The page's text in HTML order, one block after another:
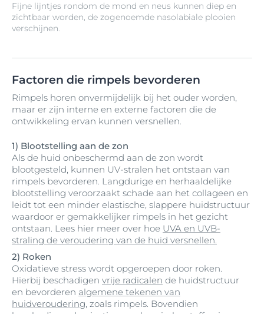
Fijne lijntjes rondom de mond en neus kunnen diep en
zichtbaar worden, de zogenoemde nasolabiale plooien
verschijnen.
Factoren die rimpels bevorderen
Rimpels horen onvermijdelijk bij het ouder worden,
maar er zijn interne en externe factoren die de
ontwikkeling ervan kunnen versnellen.
1) Blootstelling aan de zon
Als de huid onbeschermd aan de zon wordt
blootgesteld, kunnen UV-stralen het ontstaan van
rimpels bevorderen. Langdurige en herhaaldelijke
blootstelling veroorzaakt schade aan het collageen en
leidt tot een minder elastische, slappere huidstructuur
waardoor er gemakkelijker rimpels in het gezicht
ontstaan. Lees hier meer over hoe UVA en UVB-
straling de veroudering van de huid versnellen.
2) Roken
Oxidatieve stress wordt opgeroepen door roken.
Hierbij beschadigen vrije radicalen de huidstructuur
en bevorderen algemene tekenen van
huidveroudering, zoals rimpels. Bovendien